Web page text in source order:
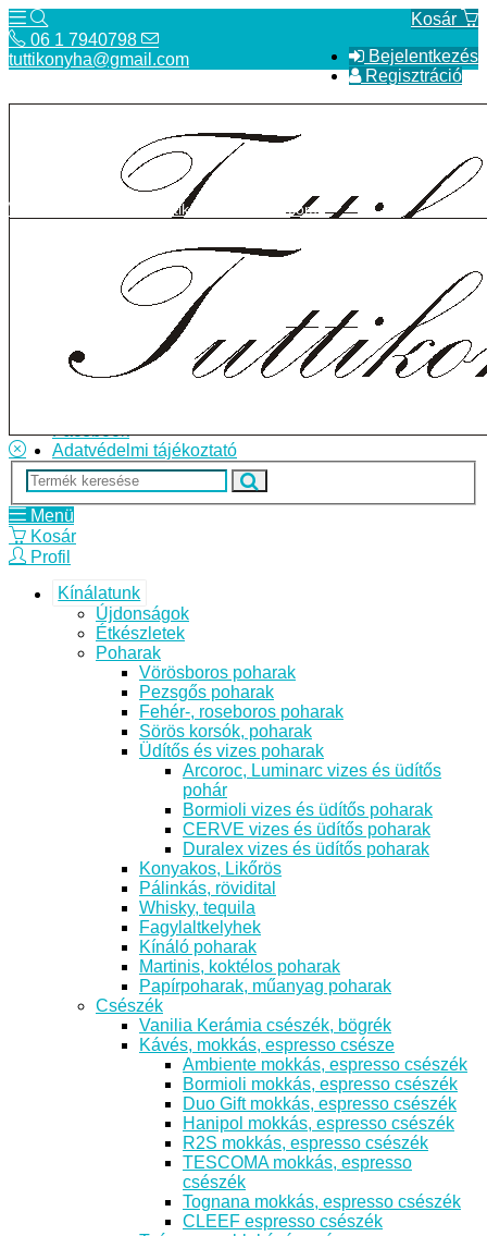
Kosár
Bejelentkezés
Regisztráció
06 1 7940798
tuttikonyha@gmail.com
Telefon
Szállítás
Facebook
Adatvédelmi tájékoztató
tuttikonyha@gmail.com
Menü
Kosár
Profil
Kínálatunk
Újdonságok
Étkészletek
Poharak
Vörösboros poharak
Pezsgős poharak
Fehér-, roseboros poharak
Sörös korsók, poharak
Üdítős és vizes poharak
Arcoroc, Luminarc vizes és üdítős
pohár
Bormioli vizes és üdítős poharak
CERVE vizes és üdítős poharak
Duralex vizes és üdítős poharak
Konyakos, Likőrös
Pálinkás, rövidital
Whisky, tequila
Fagylaltkelyhek
Kínáló poharak
Martinis, koktélos poharak
Papírpoharak, műanyag poharak
Csészék
Vanilia Kerámia csészék, bögrék
Kávés, mokkás, espresso csésze
Ambiente mokkás, espresso csészék
Bormioli mokkás, espresso csészék
Duo Gift mokkás, espresso csészék
Hanipol mokkás, espresso csészék
R2S mokkás, espresso csészék
TESCOMA mokkás, espresso
csészék
Tognana mokkás, espresso csészék
CLEEF espresso csészék